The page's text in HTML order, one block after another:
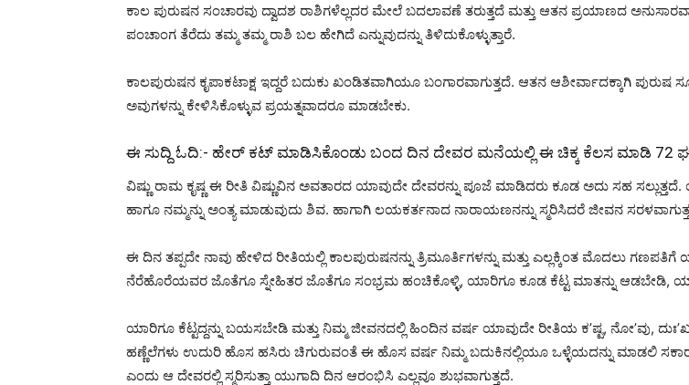
ಕಾಲ ಪುರುಷನ ಸಂಚಾರವು ದ್ವಾದಶ ರಾಶಿಗಳೆಲ್ಲದರ ಮೇಲೆ ಬದಲಾವಣೆ ತರುತ್ತದೆ ಮತ್ತು ಆತನ ಪ್ರಯಾಣದ
ಪಂಚಾಂಗ ತೆರೆದು ತಮ್ಮ ತಮ್ಮ ರಾಶಿ ಬಲ ಹೇಗಿದೆ ಎನ್ನುವುದನ್ನು ತಿಳಿದುಕೊಳ್ಳುತ್ತಾರೆ.
ಕಾಲಪುರುಷನ ಕೃಪಾಕಟಾಕ್ಷ ಇದ್ದರೆ ಬದುಕು ಖಂಡಿತವಾಗಿಯೂ ಬಂಗಾರವಾಗುತ್ತದೆ. ಆತನ ಆಶೀರ್ವಾದಕ್ಕಾಗಿ ಪುರುಷ
ಅವುಗಳನ್ನು ಕೇಳಿಸಿಕೊಳ್ಳುವ ಪ್ರಯತ್ನವಾದರೂ ಮಾಡಬೇಕು.
ಈ ಸುದ್ದಿ ಓದಿ:- ಹೇರ್ ಕಟ್ ಮಾಡಿಸಿಕೊಂಡು ಬಂದ ದಿನ ದೇವರ ಮನೆಯಲ್ಲಿ ಈ ಚಿಕ್ಕ ಕೆಲಸ ಮಾಡಿ 72
ವಿಷ್ಣು ರಾಮ ಕೃಷ್ಣ ಈ ರೀತಿ ವಿಷ್ಣುವಿನ ಅವತಾರದ ಯಾವುದೇ ದೇವರನ್ನು ಪೂಜೆ ಮಾಡಿದರು ಕೂಡ ಅದು ಸಹ ಸಲ್ಲುತ್ತದೆ.
ಹಾಗೂ ನಮ್ಮನ್ನು ಅಂತ್ಯ ಮಾಡುವುದು ಶಿವ. ಹಾಗಾಗಿ ಲಯಕರ್ತನಾದ ನಾರಾಯಣನನ್ನು ಸ್ಮರಿಸಿದರೆ ಜೀವನ
ಈ ದಿನ ತಪ್ಪದೇ ನಾವು ಹೇಳಿದ ರೀತಿಯಲ್ಲಿ ಕಾಲಪುರುಷನನ್ನು ತ್ರಿಮೂರ್ತಿಗಳನ್ನು ಮತ್ತು ಎಲ್ಲಕ್ಕಿಂತ ಮೊದಲು
ನೆರೆಹೊರೆಯವರ ಜೊತೆಗೂ ಸ್ನೇಹಿತರ ಜೊತೆಗೂ ಸಂಭ್ರಮ ಹಂಚಿಕೊಳ್ಳಿ, ಯಾರಿಗೂ ಕೂಡ ಕೆಟ್ಟ ಮಾತನ್ನು ಆಡಬೇಡಿ,
ಯಾರಿಗೂ ಕೆಟ್ಟದ್ದನ್ನು ಬಯಸಬೇಡಿ ಮತ್ತು ನಿಮ್ಮ ಜೀವನದಲ್ಲಿ ಹಿಂದಿನ ವರ್ಷ ಯಾವುದೇ ರೀತಿಯ ಕ’ಷ್ಟ, ನೋ’ವು,
ಹಣ್ಣೆಲೆಗಳು ಉದುರಿ ಹೊಸ ಹಸಿರು ಚಿಗುರುವಂತೆ ಈ ಹೊಸ ವರ್ಷ ನಿಮ್ಮ ಬದುಕಿನಲ್ಲಿಯೂ ಒಳ್ಳೆಯದನ್ನು ಮಾಡಲಿ
ಎಂದು ಆ ದೇವರಲ್ಲಿ ಸ್ಮರಿಸುತ್ತಾ ಯುಗಾದಿ ದಿನ ಆರಂಭಿಸಿ ಎಲ್ಲವೂ ಶುಭವಾಗುತ್ತದೆ.